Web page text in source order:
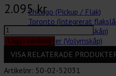
Chicago (Pickup / Flak)
Toronto (Integrerat
Las Vegas (Lättviktskåp)
Vancouver (Volymskåp)
Tillbehör för bilar
2.095kr
Framstolpe
HF
CL
12-
13-
Lägg i varukorg
VISA RELATERADE
Artikelnr: 50-02-52031